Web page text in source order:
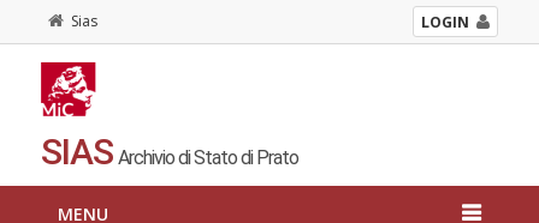
Sias LOGIN
SIAS Archivio di Stato di Prato
MENU